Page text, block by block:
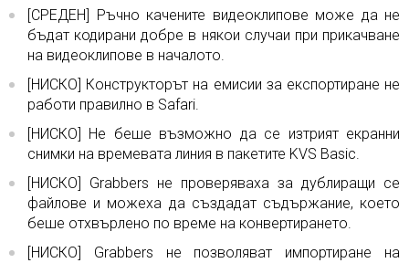
[СРЕДЕН] Ръчно качените видеоклипове може да не
бъдат кодирани добре в някои случаи при прикачване
на видеоклипове в началото.
[НИСКО] Конструкторът на емисии за експортиране не
работи правилно в Safari.
[НИСКО] Не беше възможно да се изтрият екранни
снимки на времевата линия в пакетите KVS Basic.
[НИСКО] Grabbers не проверяваха за дублиращи се
файлове и можеха да създадат съдържание, което
беше отхвърлено по време на конвертирането.
[НИСКО] Grabbers не позволяват импортиране на